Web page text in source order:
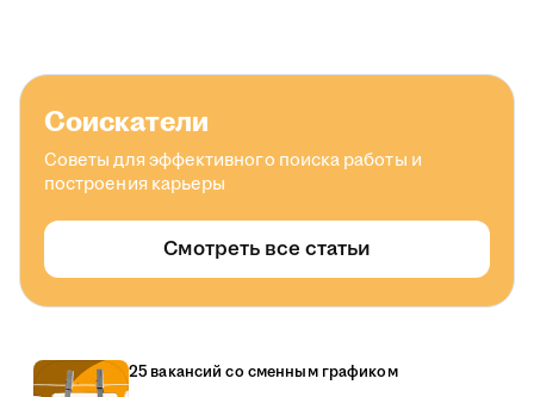
Соискатели
Советы для эффективного поиска работы и
построения карьеры
Смотреть все статьи
25 вакансий со сменным графиком